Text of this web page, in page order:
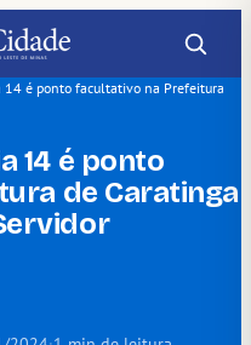
14 é ponto facultativo na Prefeitura
14 é ponto
de Caratinga